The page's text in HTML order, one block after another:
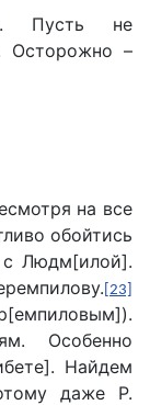
Пусть не
Осторожно –
на все
обойтись
с Людм[илой].
[23]
Особенно
Найдем
даже Р.